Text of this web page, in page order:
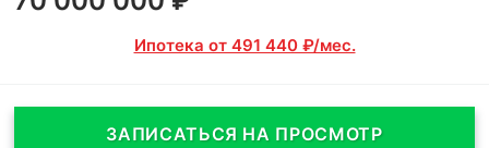
Ипотека от 491 440 ₽/мес.
ЗАПИСАТЬСЯ НА ПРОСМОТР